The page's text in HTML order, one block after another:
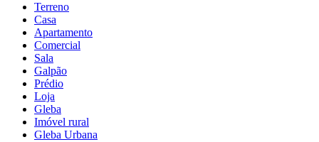
Terreno
Casa
Apartamento
Comercial
Sala
Galpão
Prédio
Loja
Gleba
Imóvel rural
Gleba Urbana